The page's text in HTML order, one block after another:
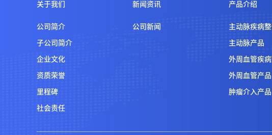
关于我们
公司简介
子公司简介
企业文化
资质荣誉
里程碑
社会责任
新闻资讯
公司新闻
产品介绍
主动脉疾病
主动脉产品
外周血管疾
外周血管产品
肿瘤介入产品